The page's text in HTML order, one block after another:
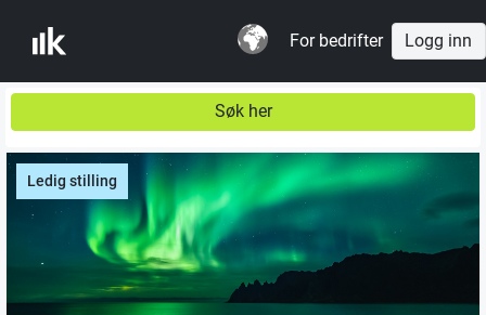
For bedrifter Logg inn
Søk her
Ledig stilling